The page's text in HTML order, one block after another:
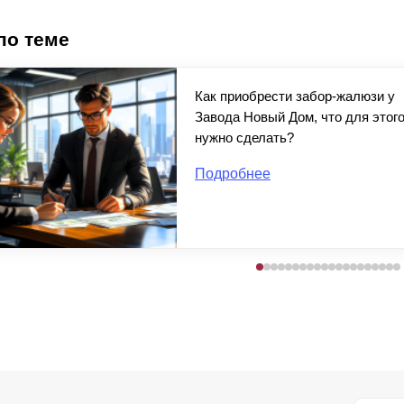
теме
Как приобрести забор-жалюзи у
Завода Новый Дом, что для этого
нужно сделать?
Подробнее